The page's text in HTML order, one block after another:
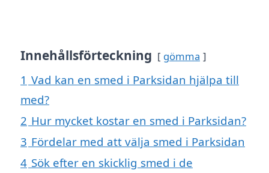
Innehållsförteckning gömma
1 Vad kan en smed i Parksidan hjälpa till
med?
2 Hur mycket kostar en smed i Parksidan?
3 Fördelar med att välja smed i Parksidan
4 Sök efter en skicklig smed i de